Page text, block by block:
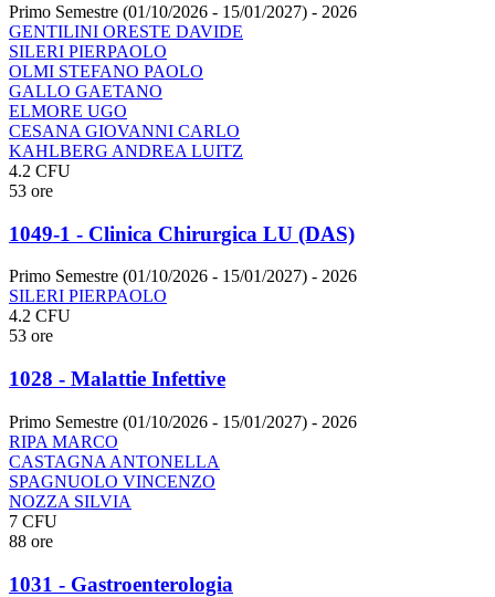
Primo Semestre (01/10/2026 - 15/01/2027) - 2026
GENTILINI ORESTE DAVIDE
SILERI PIERPAOLO
OLMI STEFANO PAOLO
GALLO GAETANO
ELMORE UGO
CESANA GIOVANNI CARLO
KAHLBERG ANDREA LUITZ
4.2 CFU
53 ore
1049-1 - Clinica Chirurgica LU (DAS)
Primo Semestre (01/10/2026 - 15/01/2027) - 2026
SILERI PIERPAOLO
4.2 CFU
53 ore
1028 - Malattie Infettive
Primo Semestre (01/10/2026 - 15/01/2027) - 2026
RIPA MARCO
CASTAGNA ANTONELLA
SPAGNUOLO VINCENZO
NOZZA SILVIA
7 CFU
88 ore
1031 - Gastroenterologia